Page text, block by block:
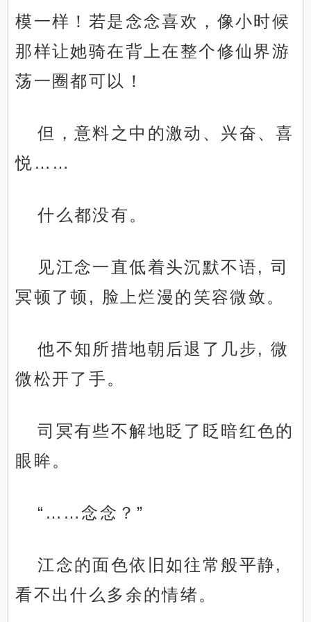
模一样！若是念念喜欢，像小时候
那样让她骑在背上在整个修仙界游
荡一圈都可以！
但，意料之中的激动、兴奋、喜
悦……
什么都没有。
见江念一直低着头沉默不语, 司
冥顿了顿, 脸上烂漫的笑容微敛。
他不知所措地朝后退了几步, 微
微松开了手。
司冥有些不解地眨了眨暗红色的
眼眸。
“……念念？”
江念的面色依旧如往常般平静,
看不出什么多余的情绪。